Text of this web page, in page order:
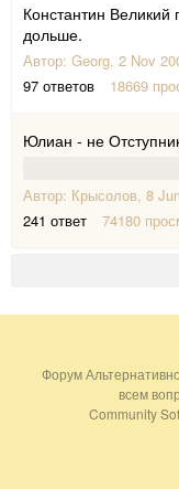
Константин Великий
дольше.
Автор: Georg, 2 Nov
97 ответов 18669
Юлиан - не
Автор: Крысолов, 8
241 ответ 74180
Форум
всем
Community